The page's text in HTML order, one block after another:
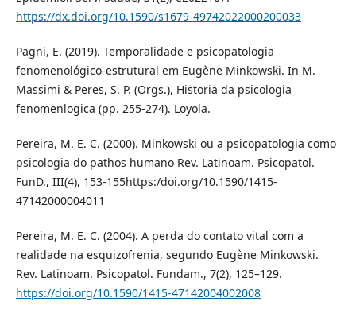
https://dx.doi.org/10.1590/s1679-49742022000200033
Pagni, E. (2019). Temporalidade e psicopatologia
fenomenológico-estrutural em Eugène Minkowski. In M.
Massimi & Peres, S. P. (Orgs.), Historia da psicologia
fenomenlogica (pp. 255-274). Loyola.
Pereira, M. E. C. (2000). Minkowski ou a psicopatologia como
psicologia do pathos humano Rev. Latinoam. Psicopatol.
FunD., III(4), 153-155https:/doi.org/10.1590/1415-
47142000004011
Pereira, M. E. C. (2004). A perda do contato vital com a
realidade na esquizofrenia, segundo Eugène Minkowski.
Rev. Latinoam. Psicopatol. Fundam., 7(2), 125–129.
https://doi.org/10.1590/1415-47142004002008